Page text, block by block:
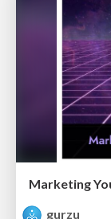
Marketing
gurzu